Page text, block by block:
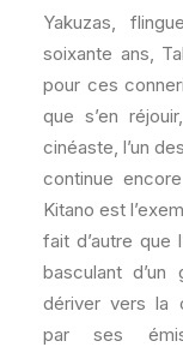
Yakuzas,
soixante ans,
pour ces
que s’en
cinéaste, l’un
continue
Kitano est
fait d’autre que
basculant
dériver vers la
par ses